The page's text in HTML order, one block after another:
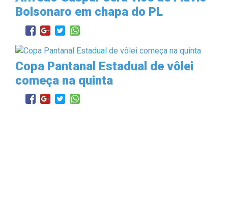
Bolsonaro em chapa do PL
Copa Pantanal Estadual de vôlei
começa na quinta